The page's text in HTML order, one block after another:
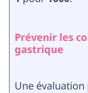
Prévenir les
gastrique
Une